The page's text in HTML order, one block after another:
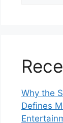
Why the
Defines